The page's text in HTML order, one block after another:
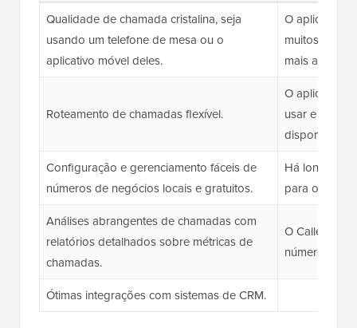
Qualidade de chamada cristalina, seja
usando um telefone de mesa ou o
aplicativo móvel deles.
O aplicativo
muitos
mais antigos
Roteamento de chamadas flexível.
O aplicativo
usar e
disponíveis.
Configuração e gerenciamento fáceis de
números de negócios locais e gratuitos.
Há longos
para o
Análises abrangentes de chamadas com
relatórios detalhados sobre métricas de
chamadas.
O Caller ID
número, mas
Ótimas integrações com sistemas de CRM.